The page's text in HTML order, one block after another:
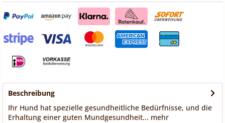
Beschreibung
Ihr Hund hat spezielle gesundheitliche Bedürfnisse, und die
Erhaltung einer guten Mundgesundheit... mehr